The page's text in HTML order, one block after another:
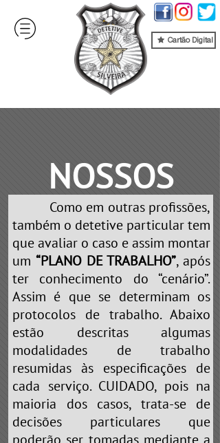
NOSSOS
SERVIÇOS
Como em outras profissões,
também o detetive particular tem
que avaliar o caso e assim montar
um “PLANO DE TRABALHO”, após
ter conhecimento do “cenário”.
Assim é que se determinam os
protocolos de trabalho. Abaixo
estão descritas algumas
modalidades de trabalho
resumidas às especificações de
cada serviço. CUIDADO, pois na
maioria dos casos, trata-se de
decisões particulares que
Cartão Digital